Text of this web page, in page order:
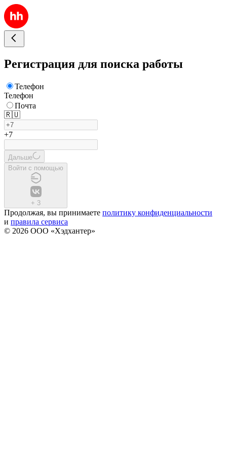
Регистрация для поиска работы
Телефон
Телефон
Почта
🇷🇺
+7
Дальше
Войти с помощью
+ 3
Продолжая, вы принимаете политику конфиденциальности
и правила сервиса
© 2026 ООО «Хэдхантер»